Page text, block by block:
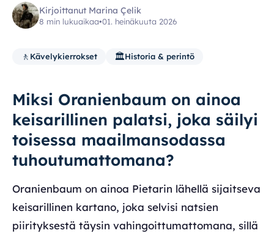
Kirjoittanut Marina Çelik
8 min lukuaikaa•01. heinäkuuta 2026
🚶 Kävelykierrokset 🏛️Historia & perintö
Miksi Oranienbaum on ainoa
keisarillinen palatsi, joka säilyi
toisessa maailmansodassa
tuhoutumattomana?
Oranienbaum on ainoa Pietarin lähellä sijaitseva
keisarillinen kartano, joka selvisi natsien
piirityksestä täysin vahingoittumattomana, sillä